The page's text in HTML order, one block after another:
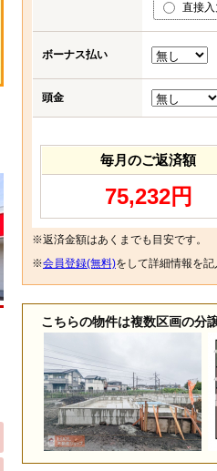
直接
ボーナス払い
頭金
毎月のご返済額
75,232円
※返済金額はあくまでも目安です。
※会員登録(無料)をして詳細情報を
こちらの物件は複数区画の分